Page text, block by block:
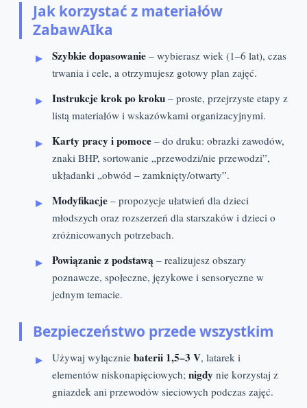
Jak korzystać z materiałów
ZabawAIka
Szybkie dopasowanie – wybierasz wiek (1–6 lat), czas
trwania i cele, a otrzymujesz gotowy plan zajęć.
Instrukcje krok po kroku – proste, przejrzyste etapy z
listą materiałów i wskazówkami organizacyjnymi.
Karty pracy i pomoce – do druku: obrazki zawodów,
znaki BHP, sortowanie „przewodzi/nie przewodzi”,
układanki „obwód – zamknięty/otwarty”.
Modyfikacje – propozycje ułatwień dla dzieci
młodszych oraz rozszerzeń dla starszaków i dzieci o
zróżnicowanych potrzebach.
Powiązanie z podstawą – realizujesz obszary
poznawcze, społeczne, językowe i sensoryczne w
jednym temacie.
Bezpieczeństwo przede wszystkim
Używaj wyłącznie baterii 1,5–3 V, latarek i
elementów niskonapięciowych; nigdy nie korzystaj z
gniazdek ani przewodów sieciowych podczas zajęć.